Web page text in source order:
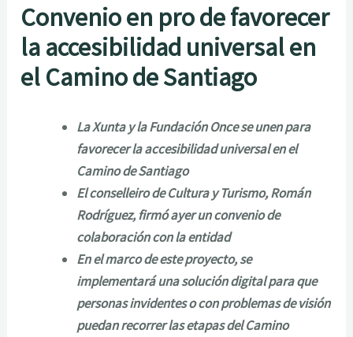
Convenio en pro de favorecer
la accesibilidad universal en
el Camino de Santiago
La Xunta y la Fundación Once se unen para
favorecer la accesibilidad universal en el
Camino de Santiago
El conselleiro de Cultura y Turismo, Román
Rodríguez, firmó ayer un convenio de
colaboración con la entidad
En el marco de este proyecto, se
implementará una solución digital para que
personas invidentes o con problemas de visión
puedan recorrer las etapas del Camino